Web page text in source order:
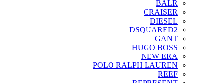
BALR
CRAISER
DIESEL
DSQUARED2
GANT
HUGO BOSS
NEW ERA
POLO RALPH LAUREN
REEF